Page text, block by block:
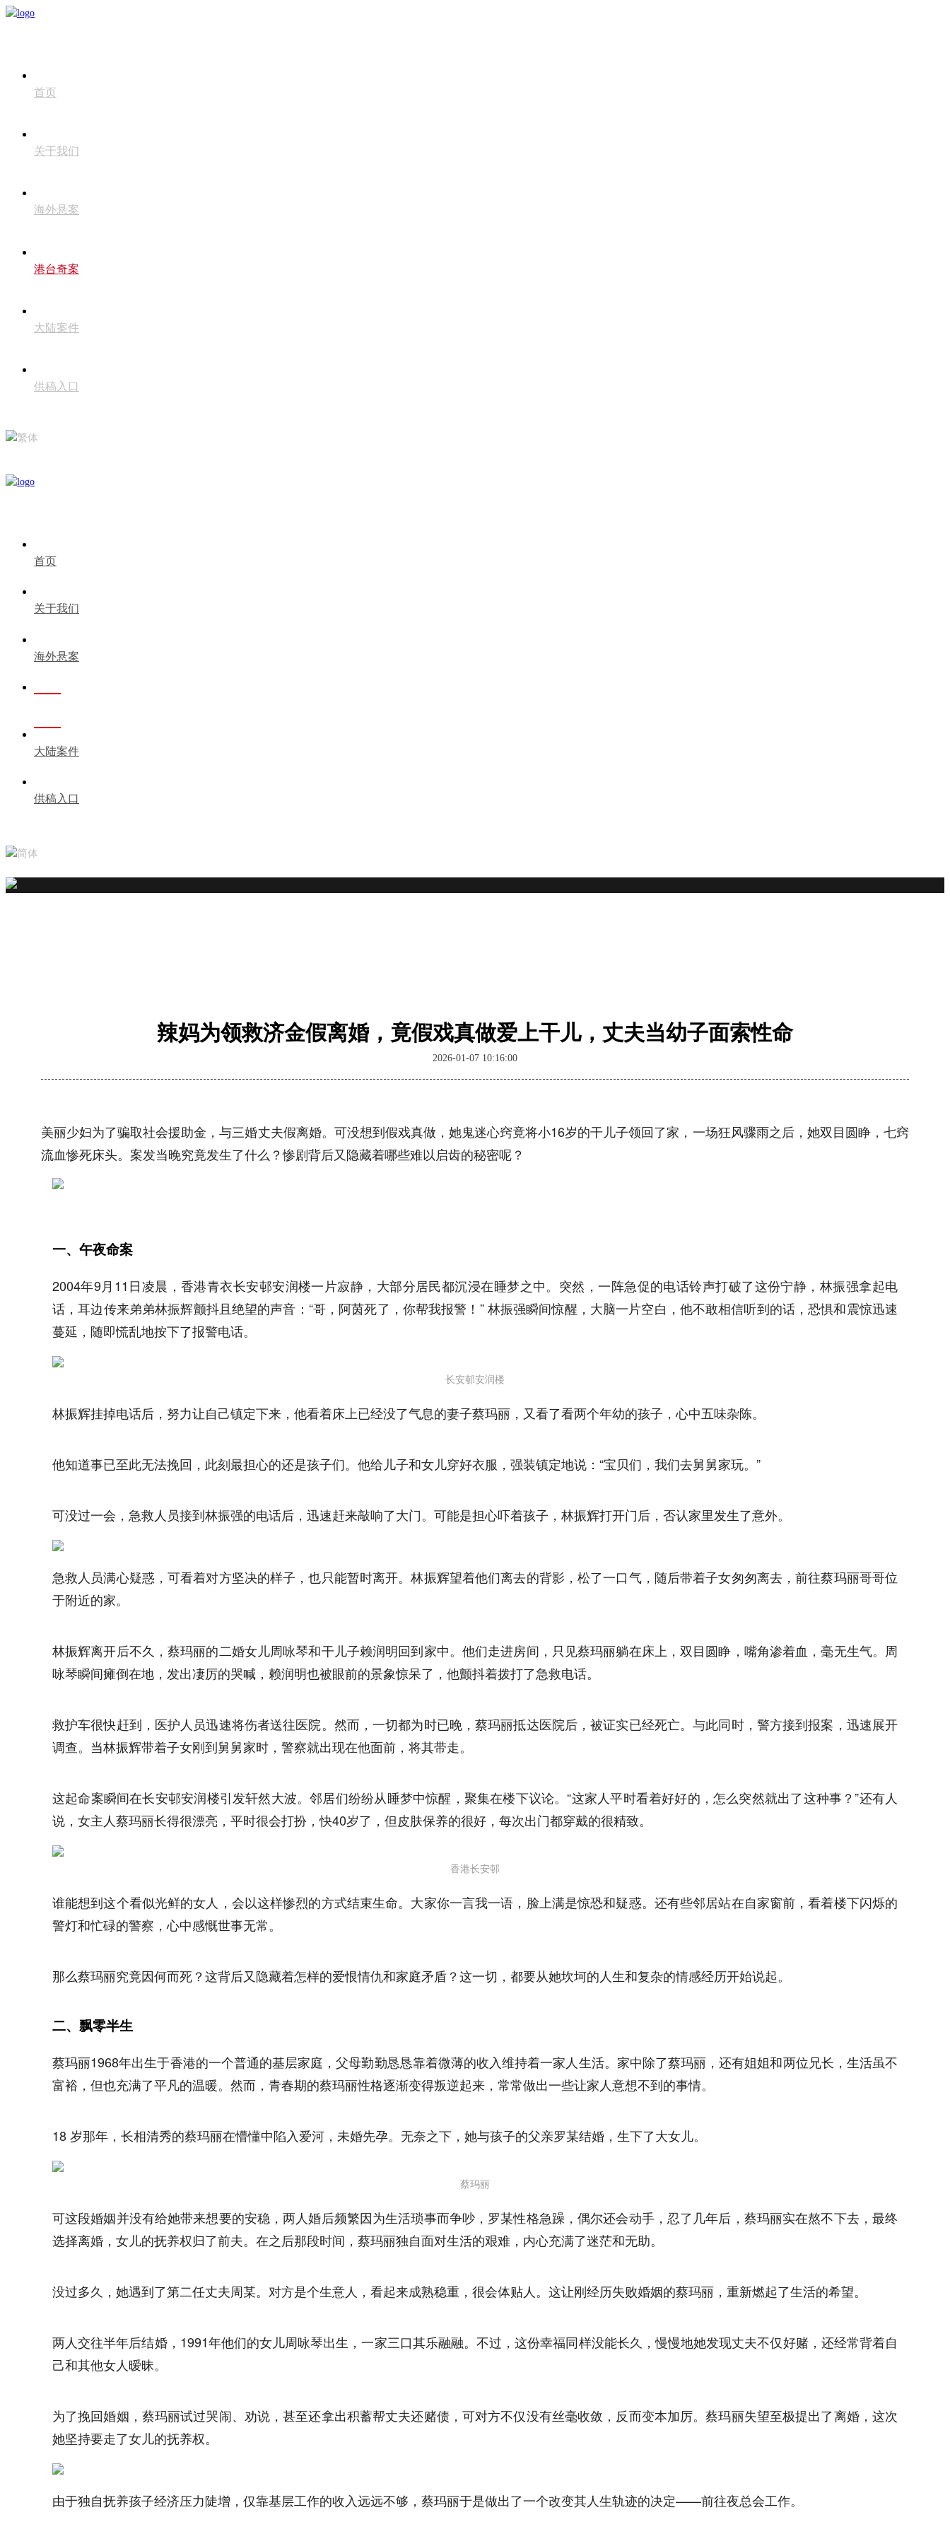
首页
关于我们
海外悬案
港台奇案
大陆案件
供稿入口
繁体
首页
关于我们
海外悬案
大陆案件
供稿入口
简体
辣妈为领救济金假离婚，竟假戏真做爱上干儿，丈夫当幼子面索性命
2026-01-07 10:16:00
美丽少妇为了骗取社会援助金，与三婚丈夫假离婚。可没想到假戏真做，她鬼迷心窍竟将小16岁的干儿子领回了家，一场狂风骤雨之后，她双目圆睁，七窍
流血惨死床头。案发当晚究竟发生了什么？惨剧背后又隐藏着哪些难以启齿的秘密呢？
一、午夜命案
2004年9月11日凌晨，香港青衣长安邨安润楼一片寂静，大部分居民都沉浸在睡梦之中。突然，一阵急促的电话铃声打破了这份宁静，林振强拿起电
话，耳边传来弟弟林振辉颤抖且绝望的声音：“哥，阿茵死了，你帮我报警！” 林振强瞬间惊醒，大脑一片空白，他不敢相信听到的话，恐惧和震惊迅速
蔓延，随即慌乱地按下了报警电话。
长安邨安润楼
林振辉挂掉电话后，努力让自己镇定下来，他看着床上已经没了气息的妻子蔡玛丽，又看了看两个年幼的孩子，心中五味杂陈。
他知道事已至此无法挽回，此刻最担心的还是孩子们。他给儿子和女儿穿好衣服，强装镇定地说：“宝贝们，我们去舅舅家玩。”
可没过一会，急救人员接到林振强的电话后，迅速赶来敲响了大门。可能是担心吓着孩子，林振辉打开门后，否认家里发生了意外。
急救人员满心疑惑，可看着对方坚决的样子，也只能暂时离开。林振辉望着他们离去的背影，松了一口气，随后带着子女匆匆离去，前往蔡玛丽哥哥位
于附近的家。
林振辉离开后不久，蔡玛丽的二婚女儿周咏琴和干儿子赖润明回到家中。他们走进房间，只见蔡玛丽躺在床上，双目圆睁，嘴角渗着血，毫无生气。周
咏琴瞬间瘫倒在地，发出凄厉的哭喊，赖润明也被眼前的景象惊呆了，他颤抖着拨打了急救电话。
救护车很快赶到，医护人员迅速将伤者送往医院。然而，一切都为时已晚，蔡玛丽抵达医院后，被证实已经死亡。与此同时，警方接到报案，迅速展开
调查。当林振辉带着子女刚到舅舅家时，警察就出现在他面前，将其带走。
这起命案瞬间在长安邨安润楼引发轩然大波。邻居们纷纷从睡梦中惊醒，聚集在楼下议论。“这家人平时看着好好的，怎么突然就出了这种事？”还有人
说，女主人蔡玛丽长得很漂亮，平时很会打扮，快40岁了，但皮肤保养的很好，每次出门都穿戴的很精致。
香港长安邨
谁能想到这个看似光鲜的女人，会以这样惨烈的方式结束生命。大家你一言我一语，脸上满是惊恐和疑惑。还有些邻居站在自家窗前，看着楼下闪烁的
警灯和忙碌的警察，心中感慨世事无常。
那么蔡玛丽究竟因何而死？这背后又隐藏着怎样的爱恨情仇和家庭矛盾？这一切，都要从她坎坷的人生和复杂的情感经历开始说起。
二、飘零半生
蔡玛丽1968年出生于香港的一个普通的基层家庭，父母勤勤恳恳靠着微薄的收入维持着一家人生活。家中除了蔡玛丽，还有姐姐和两位兄长，生活虽不
富裕，但也充满了平凡的温暖。然而，青春期的蔡玛丽性格逐渐变得叛逆起来，常常做出一些让家人意想不到的事情。
18 岁那年，长相清秀的蔡玛丽在懵懂中陷入爱河，未婚先孕。无奈之下，她与孩子的父亲罗某结婚，生下了大女儿。
蔡玛丽
可这段婚姻并没有给她带来想要的安稳，两人婚后频繁因为生活琐事而争吵，罗某性格急躁，偶尔还会动手，忍了几年后，蔡玛丽实在熬不下去，最终
选择离婚，女儿的抚养权归了前夫。在之后那段时间，蔡玛丽独自面对生活的艰难，内心充满了迷茫和无助。
没过多久，她遇到了第二任丈夫周某。对方是个生意人，看起来成熟稳重，很会体贴人。这让刚经历失败婚姻的蔡玛丽，重新燃起了生活的希望。
两人交往半年后结婚，1991年他们的女儿周咏琴出生，一家三口其乐融融。不过，这份幸福同样没能长久，慢慢地她发现丈夫不仅好赌，还经常背着自
己和其他女人暧昧。
为了挽回婚姻，蔡玛丽试过哭闹、劝说，甚至还拿出积蓄帮丈夫还赌债，可对方不仅没有丝毫收敛，反而变本加厉。蔡玛丽失望至极提出了离婚，这次
她坚持要走了女儿的抚养权。
由于独自抚养孩子经济压力陡增，仅靠基层工作的收入远远不够，蔡玛丽于是做出了一个改变其人生轨迹的决定——前往夜总会工作。